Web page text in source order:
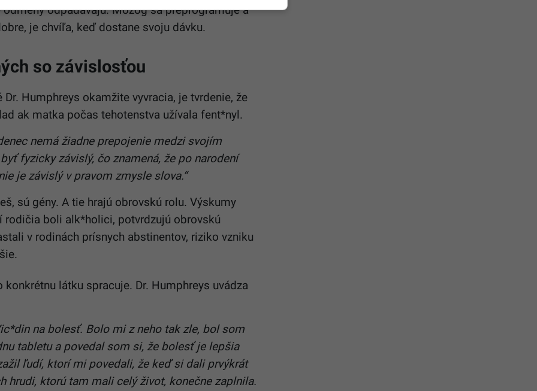
odpadávajú. Mozog sa preprogramuje a
je chvíľa, keď dostane svoju dávku.
so závislosťou
Humphreys okamžite vyvracia, je tvrdenie, že
ak matka počas tehotenstva užívala fent*nyl.
nemá žiadne prepojenie medzi svojím
fyzicky závislý, čo znamená, že po narodení
je závislý v pravom zmysle slova.“
sú gény. A tie hrajú obrovskú rolu. Výskumy
boli alk*holici, potvrdzujú obrovskú
v rodinách prísnych abstinentov, riziko vzniku
látku spracuje. Dr. Humphreys uvádza
na bolesť. Bolo mi z neho tak zle, bol som
tabletu a povedal som si, že bolesť je lepšia
ľudí, ktorí mi povedali, že keď si dali prvýkrát
hrudi, ktorú tam mali celý život, konečne zaplnila.